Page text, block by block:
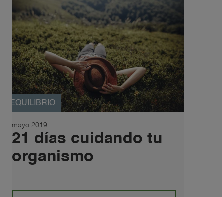
EQUILIBRIO
mayo 2019
21 días cuidando tu
organismo